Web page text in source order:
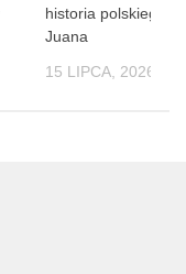
historia polskiego
Juana
15 LIPCA, 2026